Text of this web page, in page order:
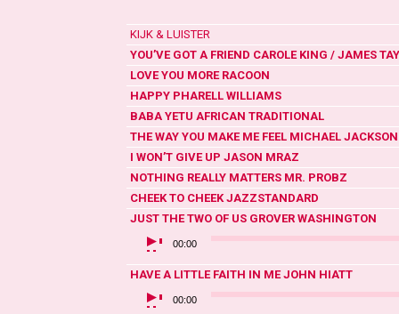
KIJK & LUISTER
YOU’VE GOT A FRIEND CAROLE KING / JAMES
LOVE YOU MORERACOON
HAPPY PHARELL WILLIAMS
BABA YETU AFRICAN TRADITIONAL
THE WAY YOU MAKE ME FEEL MICHAEL JACKSON
I WON’T GIVE UP JASON MRAZ
NOTHING REALLY MATTERS MR. PROBZ
CHEEK TO CHEEKJAZZSTANDARD
JUST THE TWO OF US GROVER WASHINGTON
00:00
HAVE A LITTLE FAITH IN MEJOHN HIATT
00:00